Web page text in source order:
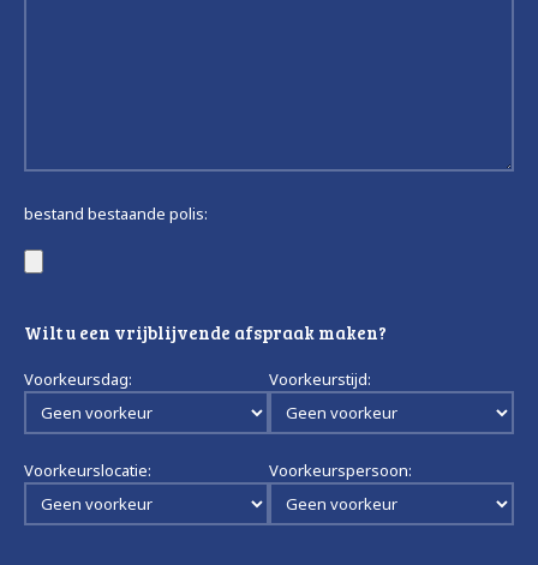
bestand bestaande polis:
Wilt u een vrijblijvende afspraak maken?
Voorkeursdag: Voorkeurstijd:
Voorkeurslocatie: Voorkeurspersoon: